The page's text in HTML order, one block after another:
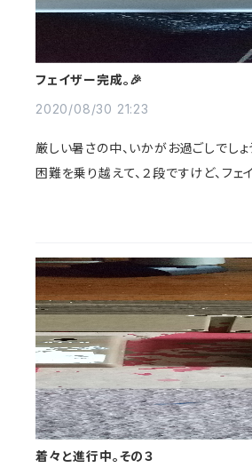
フェイザー完成。🎉
2020/08/30 21:23
厳しい暑さの中、いかがお過ごしでし
困難を乗り越えて、２段ですけど、フェ
着々と進行中。その３